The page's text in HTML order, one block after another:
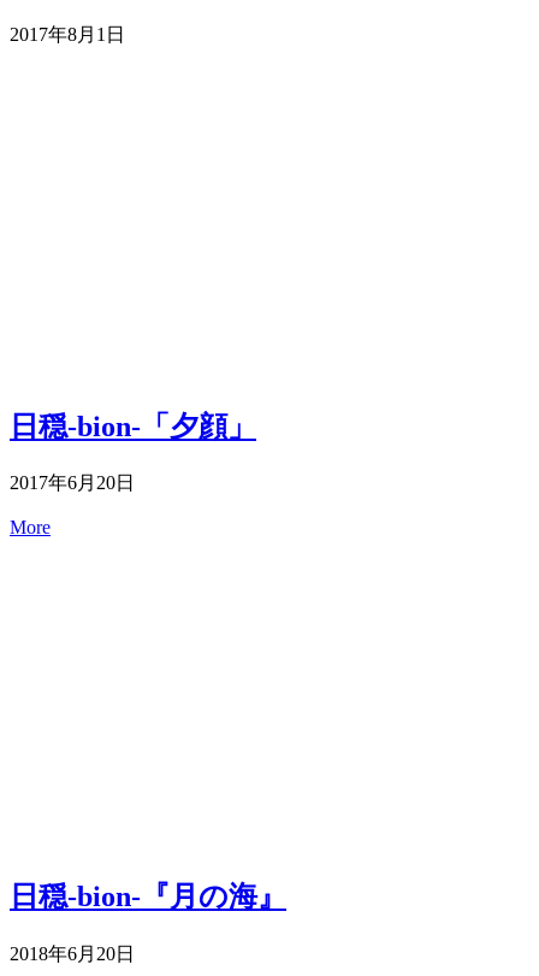
2017年8月1日
日穏-bion-「夕顔」
2017年6月20日
More
日穏-bion-『月の海』
2018年6月20日